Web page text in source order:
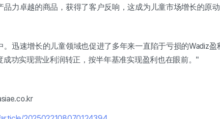
品力卓越的商品，获得了客户反响，这成为儿童市场增长的原
迅速增长的儿童领域也促进了多年来一直陷于亏损的Wadiz盈
功实现营业利润转正，按半年基准实现盈利也在眼前。"